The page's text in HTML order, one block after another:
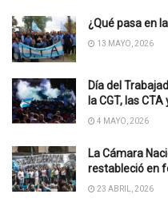
¿Qué pasa en
13 MAYO, 2026
Día del
la CGT, las CTA
4 MAYO, 2026
La Cámara
restableció en
23 ABRIL, 2026